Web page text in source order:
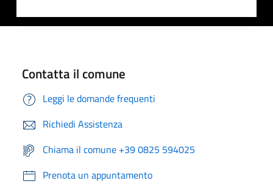
Contatta il comune
Leggi le domande frequenti
Richiedi Assistenza
Chiama il comune +39 0825 594025
Prenota un appuntamento